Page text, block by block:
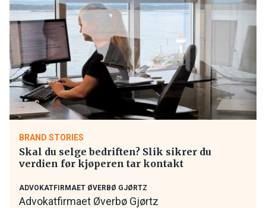
BRAND STORIES
Skal du selge bedriften? Slik sikrer du
verdien før kjøperen tar kontakt
ADVOKATFIRMAET ØVERBØ GJØRTZ
Advokatfirmaet Øverbø Gjørtz